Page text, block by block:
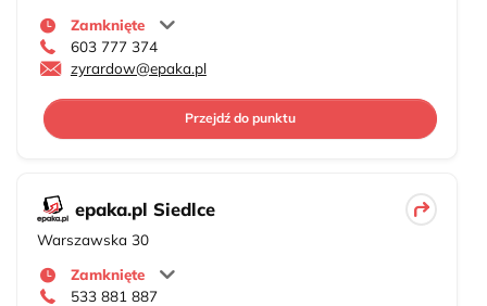
Zamknięte
603 777 374
zyrardow@epaka.pl
Przejdź do punktu
epaka.pl Siedlce
Warszawska 30
Zamknięte
533 881 887